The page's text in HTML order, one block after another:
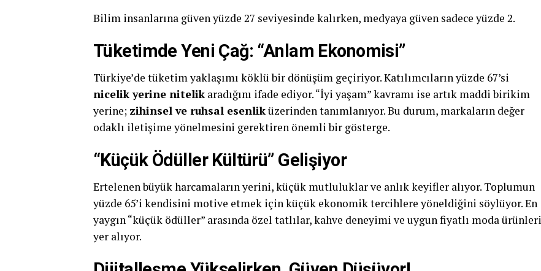
Bilim insanlarına güven yüzde 27 seviyesinde kalırken, medyaya güven sadece yüzde 2.
Tüketimde Yeni Çağ: “Anlam Ekonomisi”
Türkiye’de tüketim yaklaşımı köklü bir dönüşüm geçiriyor. Katılımcıların yüzde 67’si
nicelik yerine nitelik aradığını ifade ediyor. “İyi yaşam” kavramı ise artık maddi birikim
yerine; zihinsel ve ruhsal esenliküzerinden tanımlanıyor. Bu durum, markaların değer
odaklı iletişime yönelmesini gerektiren önemli bir gösterge.
“Küçük Ödüller Kültürü” Gelişiyor
Ertelenen büyük harcamaların yerini, küçük mutluluklar ve anlık keyifler alıyor. Toplumun
yüzde 65’i kendisini motive etmek için küçük ekonomik tercihlere yöneldiğini söylüyor. En
yaygın “küçük ödüller” arasında özel tatlılar, kahve deneyimi ve uygun fiyatlı moda ürünleri
yer alıyor.